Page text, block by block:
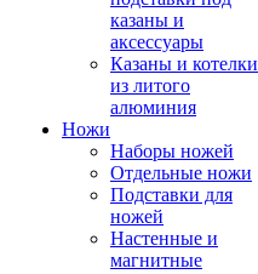
казаны и
аксессуары
Казаны и котелки
из литого
алюминия
Ножи
Наборы ножей
Отдельные ножи
Подставки для
ножей
Настенные и
магнитные